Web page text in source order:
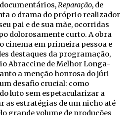
Reparação, de
o drama do próprio realizador
pai e de sua mãe, ocorridas
dolorosamente curto. A obra
cinema em primeira pessoa e
destaques da programação,
Abraccine de Melhor Longa-
a menção honrosa do júri
desafio crucial: como
luto sem espetacularizar a
as estratégias de um nicho até